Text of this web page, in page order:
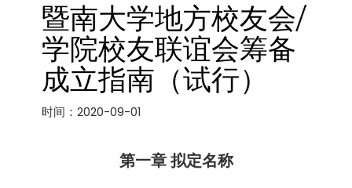
暨南大学地方校友会/
学院校友联谊会筹备
成立指南（试行）
时间：2020-09-01
第一章 拟定名称